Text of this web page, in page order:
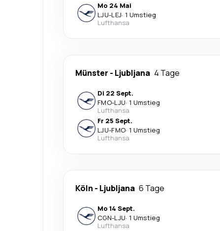
Mo 24 Mai
LJU-LEJ· 1 Umstieg
Lufthansa
Münster - Ljubljana 4 Tage
Di 22 Sept.
FMO-LJU· 1 Umstieg
Lufthansa
Fr 25 Sept.
LJU-FMO· 1 Umstieg
Lufthansa
Köln - Ljubljana 6 Tage
Mo 14 Sept.
CGN-LJU· 1 Umstieg
Lufthansa